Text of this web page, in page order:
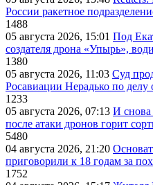
России ракетное
1488
05 августа 2026, 15:01 Под
создателя дрона «Упырь»,
1380
05 августа 2026, 11:03 Суд
Росавиации Нерадько по
1233
05 августа 2026, 07:13 И снова
после атаки дронов горит
5480
04 августа 2026, 21:20
приговорили к 18 годам за
1752